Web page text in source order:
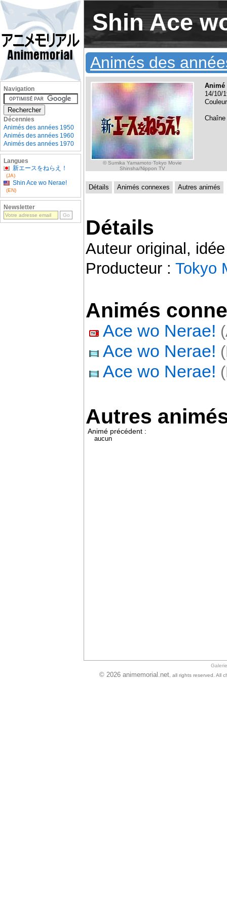
Shin Ace
Animés des
© Sumika Yamamoto·Tokyo Movie
Shinsha/Nippon TV
Animé
14/10/
Couleur
Détails Animés connexes Autres animés
Détails
Auteur original,
Producteur : Tokyo
Animés
Ace wo Nerae!
Ace wo Nerae!
Ace wo Nerae!
Autres
Animé précédent :
aucun
Galerie
Navigation
Décennies
Animés des années 1950
Animés des années 1960
Animés des années 1970
Langues
新エースをねらえ！
(JA)
Shin Ace wo Nerae!
(EN)
Newsletter
© 2026 animemorial.net, all rights reserved. All